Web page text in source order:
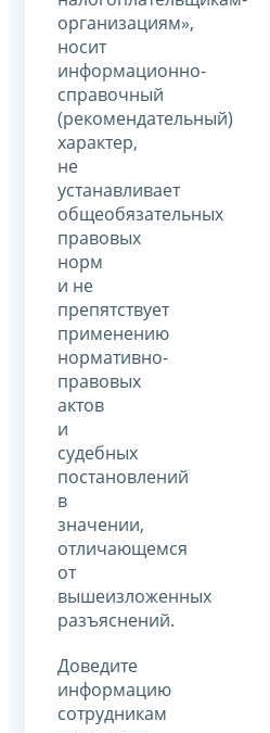
организациям»,
носит
информационно-
справочный
(рекомендательный)
характер,
не
устанавливает
общеобязательных
правовых
норм
и не
препятствует
применению
нормативно-
правовых
актов
и
судебных
постановлений
в
значении,
отличающемся
от
вышеизложенных
разъяснений.
Доведите
информацию
сотрудникам